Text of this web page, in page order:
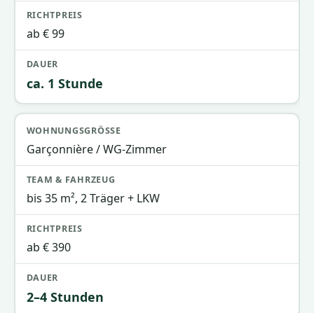
ab € 99
ca. 1 Stunde
Garçonnière / WG-Zimmer
bis 35 m², 2 Träger + LKW
ab € 390
2–4 Stunden